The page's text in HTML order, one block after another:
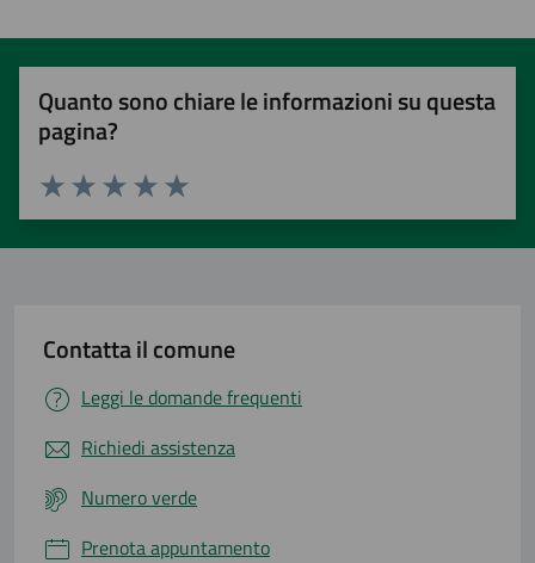
Quanto sono chiare le informazioni su questa
pagina?
Valuta 5 stelle su 5
Valuta 4 stelle su 5
Valuta 3 stelle su 5
Valuta 2 stelle su 5
Valuta 1 stelle su 5
Contatta il comune
Leggi le domande frequenti
Richiedi assistenza
Numero verde
Prenota appuntamento